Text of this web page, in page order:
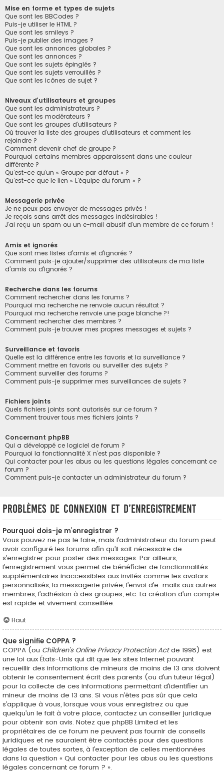
Mise en forme et types de sujets
Que sont les BBCodes ?
Puis-je utiliser le HTML ?
Que sont les smileys ?
Puis-je publier des images ?
Que sont les annonces globales ?
Que sont les annonces ?
Que sont les sujets épinglés ?
Que sont les sujets verrouillés ?
Que sont les icônes de sujet ?
Niveaux d’utilisateurs et groupes
Que sont les administrateurs ?
Que sont les modérateurs ?
Que sont les groupes d’utilisateurs ?
Où trouver la liste des groupes d’utilisateurs et comment les
rejoindre ?
Comment devenir chef de groupe ?
Pourquoi certains membres apparaissent dans une couleur
différente ?
Qu’est-ce qu’un « Groupe par défaut » ?
Qu’est-ce que le lien « L’équipe du forum » ?
Messagerie privée
Je ne peux pas envoyer de messages privés !
Je reçois sans arrêt des messages indésirables !
J’ai reçu un spam ou un e-mail abusif d’un membre de ce forum !
Amis et ignorés
Que sont mes listes d’amis et d’ignorés ?
Comment puis-je ajouter/supprimer des utilisateurs de ma liste
d’amis ou d’ignorés ?
Recherche dans les forums
Comment rechercher dans les forums ?
Pourquoi ma recherche ne renvoie aucun résultat ?
Pourquoi ma recherche renvoie une page blanche ?!
Comment rechercher des membres ?
Comment puis-je trouver mes propres messages et sujets ?
Surveillance et favoris
Quelle est la différence entre les favoris et la surveillance ?
Comment mettre en favoris ou surveiller des sujets ?
Comment surveiller des forums ?
Comment puis-je supprimer mes surveillances de sujets ?
Fichiers joints
Quels fichiers joints sont autorisés sur ce forum ?
Comment trouver tous mes fichiers joints ?
Concernant phpBB
Qui a développé ce logiciel de forum ?
Pourquoi la fonctionnalité X n’est pas disponible ?
Qui contacter pour les abus ou les questions légales concernant ce
forum ?
Comment puis-je contacter un administrateur du forum ?
Problèmes de connexion et d’enregistrement
Pourquoi dois-je m’enregistrer ?
Vous pouvez ne pas le faire, mais l’administrateur du forum peut
avoir configuré les forums afin qu’il soit nécessaire de
s’enregistrer pour poster des messages. Par ailleurs,
l’enregistrement vous permet de bénéficier de fonctionnalités
supplémentaires inaccessibles aux invités comme les avatars
personnalisés, la messagerie privée, l’envoi d’e-mails aux autres
membres, l’adhésion à des groupes, etc. La création d’un compte
est rapide et vivement conseillée.
Haut
Que signifie COPPA ?
COPPA (ou Children’s Online Privacy Protection Actde 1998) est
une loi aux États-Unis qui dit que les sites Internet pouvant
recueillir des informations de mineurs de moins de 13 ans doivent
obtenir le consentement écrit des parents (ou d’un tuteur légal)
pour la collecte de ces informations permettant d’identifier un
mineur de moins de 13 ans. Si vous n’êtes pas sûr que cela
s’applique à vous, lorsque vous vous enregistrez ou que
quelqu’un le fait à votre place, contactez un conseiller juridique
pour obtenir son avis. Notez que phpBB Limited et les
propriétaires de ce forum ne peuvent pas fournir de conseils
juridiques et ne sauraient être contactés pour des questions
légales de toutes sortes, à l’exception de celles mentionnées
dans la question « Qui contacter pour les abus ou les questions
légales concernant ce forum ? ».